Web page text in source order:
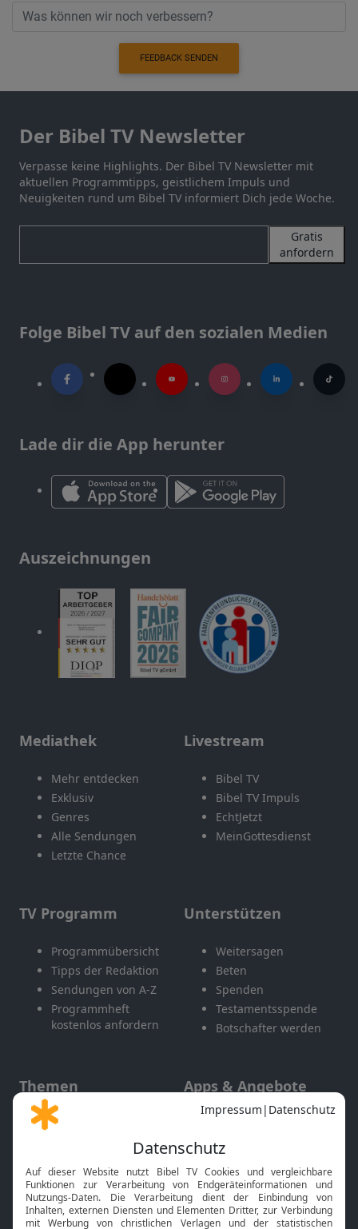
FEEDBACK SENDEN
Der Bibel TV Newsletter
Verpasse keine Highlights. Der Bibel TV Newsletter mit
aktuellen Programmtipps, geistlichem Impuls und
Neuigkeiten rund um Bibel TV informiert Dich jede Woche.
Gratis
anfordern
Folge Bibel TV auf den sozialen Medien
Lade dir die App herunter
Auszeichnungen
Mediathek
Mehr entdecken
Exklusiv
Genres
Alle Sendungen
Letzte Chance
Livestream
Bibel TV
Bibel TV Impuls
EchtJetzt
MeinGottesdienst
TV Programm
Programmübersicht
Tipps der Redaktion
Sendungen von A-Z
Programmheft
kostenlos anfordern
Unterstützen
Weitersagen
Beten
Spenden
Testamentsspende
Botschafter werden
Themen
Gott und Bibel erklärt
Neuigkeiten
Apps & Angebote
Mobile App
Smart TV
HbbTV
Bibelthek Online-Bibel